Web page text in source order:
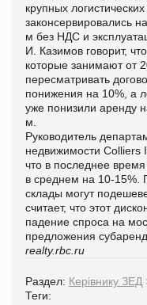
крупных
законсервировались
м без НДС и
И. Казимов говорит,
которые занимают от
пересматривать
понижения на 10%, а
уже понизили аренду
м.
Руководитель
недвижимости Colliers
что в последнее
в среднем на 10-15%.
склады могут
считает, что этот
падение спроса на
предложения
realty.rbc.ru
Раздел: Керівнику ЗЕД
Теги: